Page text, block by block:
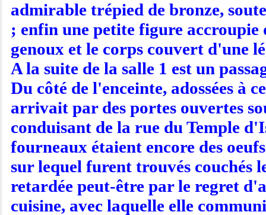
admirable trépied de bronze,
; enfin une petite figure accroupie
genoux et le corps couvert d'une
A la suite de la salle 1 est un
Du côté de l'enceinte, adossées à
arrivait par des portes ouvertes
conduisant de la rue du Temple
fourneaux étaient encore des
sur lequel furent trouvés couchés
retardée peut-être par le regret
cuisine, avec laquelle elle